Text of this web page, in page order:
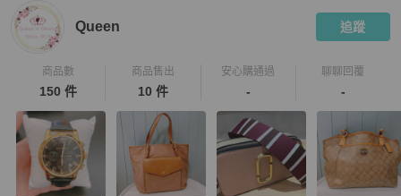
Queen 追蹤
商品數
150 件
商品售出
10 件
安心購通過
-
聊聊回覆
-